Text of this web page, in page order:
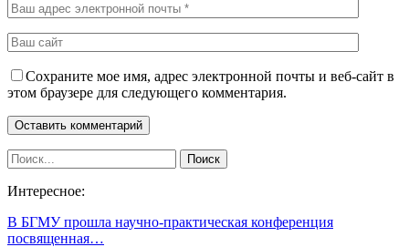
Сохраните мое имя, адрес электронной почты и веб-сайт в
этом браузере для следующего комментария.
Интересное:
В БГМУ прошла научно-практическая конференция
посвященная…